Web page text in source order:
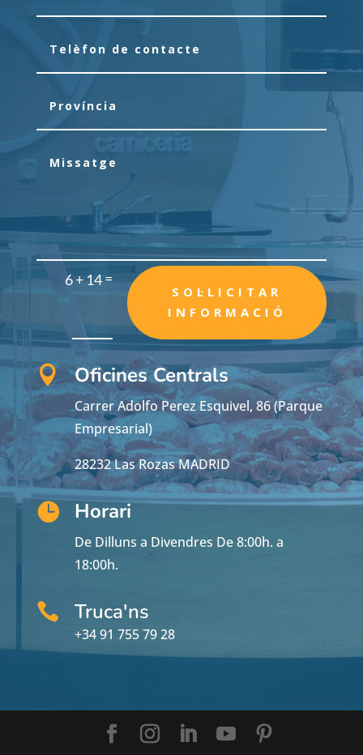
6 + 14=
SOL·LICITAR
INFORMACIÓ
 Oficines Centrals
Carrer Adolfo Perez Esquivel, 86 (Parque
Empresarial)
28232 Las Rozas MADRID
 Horari
De Dilluns a Divendres De 8:00h. a
18:00h.
 Truca'ns
+34 91 755 79 28